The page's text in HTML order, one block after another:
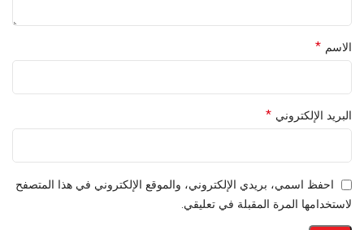
الاسم *
البريد الإلكتروني *
احفظ اسمي، بريدي الإلكتروني، والموقع الإلكتروني في هذا المتصفح
لاستخدامها المرة المقبلة في تعليقي.